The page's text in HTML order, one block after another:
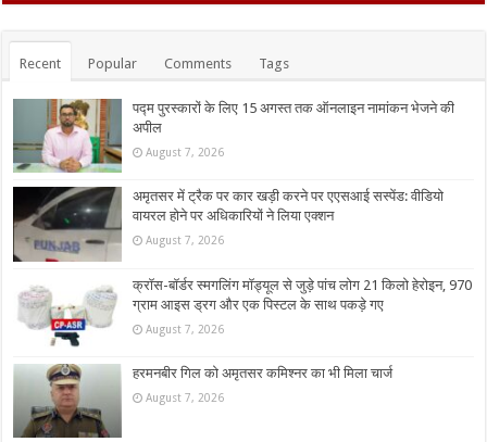
Recent Popular Comments Tags
पद्म पुरस्कारों के लिए 15 अगस्त तक ऑनलाइन नामांकन भेजने की
अपील
August 7, 2026
अमृतसर में ट्रैक पर कार खड़ी करने पर एएसआई सस्पेंड: वीडियो
वायरल होने पर अधिकारियों ने लिया एक्शन
August 7, 2026
क्रॉस-बॉर्डर स्मगलिंग मॉड्यूल से जुड़े पांच लोग 21 किलो हेरोइन, 970
ग्राम आइस ड्रग और एक पिस्टल के साथ पकड़े गए
August 7, 2026
हरमनबीर गिल को अमृतसर कमिश्नर का भी मिला चार्ज
August 7, 2026